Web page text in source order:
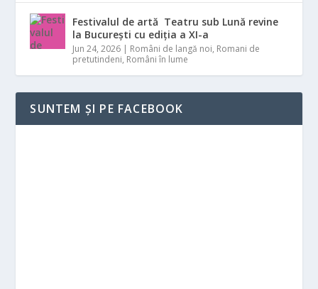
Festivalul de artă Teatru sub Lună revine
la București cu ediția a XI-a
Jun 24, 2026 | Români de langă noi, Romani de
pretutindeni, Români în lume
SUNTEM ȘI PE FACEBOOK